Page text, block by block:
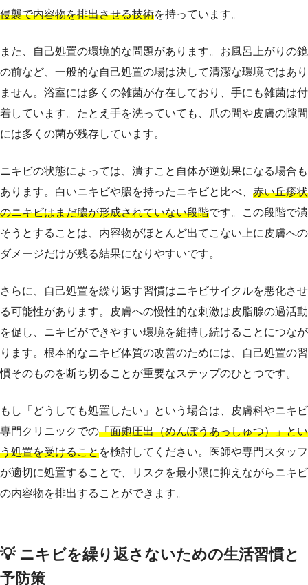
侵襲で内容物を排出させる技術を持っています。
また、自己処置の環境的な問題があります。お風呂上がりの鏡
の前など、一般的な自己処置の場は決して清潔な環境ではあり
ません。浴室には多くの雑菌が存在しており、手にも雑菌は付
着しています。たとえ手を洗っていても、爪の間や皮膚の隙間
には多くの菌が残存しています。
ニキビの状態によっては、潰すこと自体が逆効果になる場合も
あります。白いニキビや膿を持ったニキビと比べ、 赤い丘疹状
のニキビはまだ膿が形成されていない段階です。この段階で潰
そうとすることは、内容物がほとんど出てこない上に皮膚への
ダメージだけが残る結果になりやすいです。
さらに、自己処置を繰り返す習慣はニキビサイクルを悪化させ
る可能性があります。皮膚への慢性的な刺激は皮脂腺の過活動
を促し、ニキビができやすい環境を維持し続けることにつなが
ります。根本的なニキビ体質の改善のためには、自己処置の習
慣そのものを断ち切ることが重要なステップのひとつです。
もし「どうしても処置したい」という場合は、皮膚科やニキビ
専門クリニックでの「面皰圧出（めんぽうあっしゅつ）」とい
う処置を受けることを検討してください。医師や専門スタッフ
が適切に処置することで、リスクを最小限に抑えながらニキビ
の内容物を排出することができます。
💡 ニキビを繰り返さないための生活習慣と
予防策